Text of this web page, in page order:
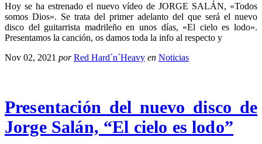
Hoy se ha estrenado el nuevo vídeo de JORGE SALÁN, «Todos
somos Dios». Se trata del primer adelanto del que será el nuevo
disco del guitarrista madrileño en unos días, «El cielo es lodo».
Presentamos la canción, os damos toda la info al respecto y
Nov 02, 2021 por Red Hard´n´Heavy en Noticias
Presentación del nuevo disco de
Jorge Salán, “El cielo es lodo”